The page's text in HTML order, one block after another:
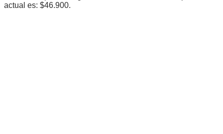
actual es: $46.900.